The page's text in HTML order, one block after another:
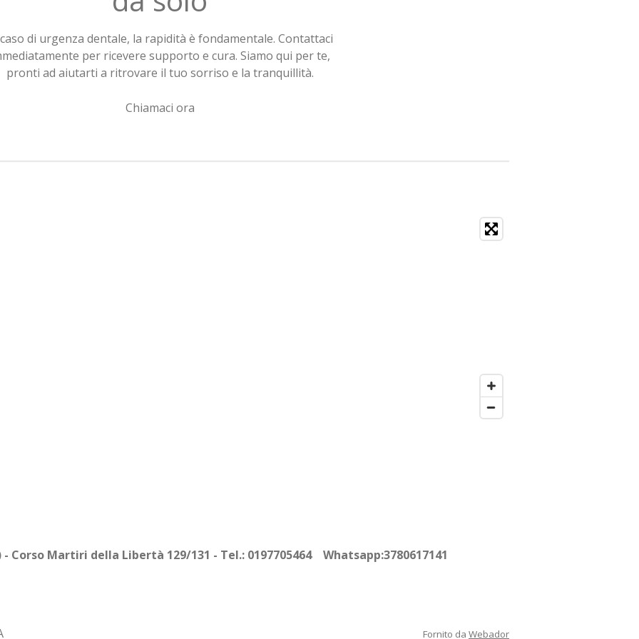
di urgenza dentale, la rapidità è fondamentale. Contattaci
per ricevere supporto e cura. Siamo qui per te,
pronti ad aiutarti a ritrovare il tuo sorriso e la tranquillità.
Chiamaci ora
Corso Martiri della Libertà 129/131 - Tel.: 0197705464 Whatsapp:3780617141
Fornito da Webador